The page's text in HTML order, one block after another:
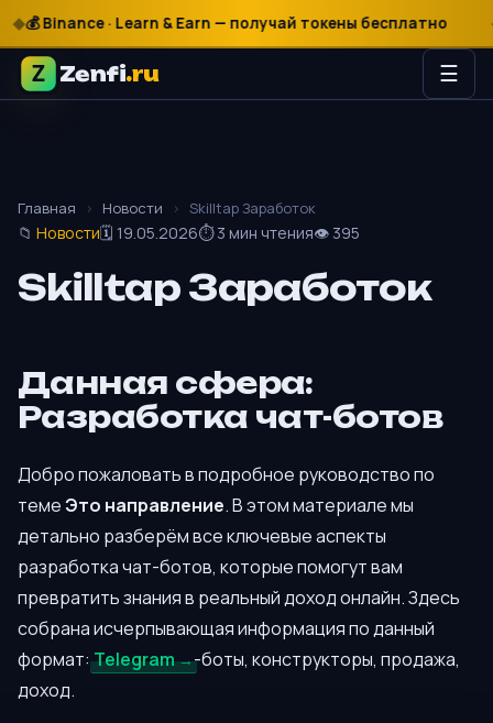
$
€· Learn & Earn — получай токены бесплатно 🎰
Zenfi.ru ☰
Главная › Новости › Skilltap Заработок
📁 Новости🗓 19.05.2026⏱ 3 мин чтения👁 395
Skilltap Заработок
Данная сфера:
Разработка чат-ботов
Добро пожаловать в подробное руководство по
темеЭто направление. В этом материале мы
детально разберём все ключевые аспекты
разработка чат-ботов, которые помогут вам
превратить знания в реальный доход онлайн. Здесь
собрана исчерпывающая информация по данный
формат:Telegram
-боты, конструкторы, продажа,
доход.